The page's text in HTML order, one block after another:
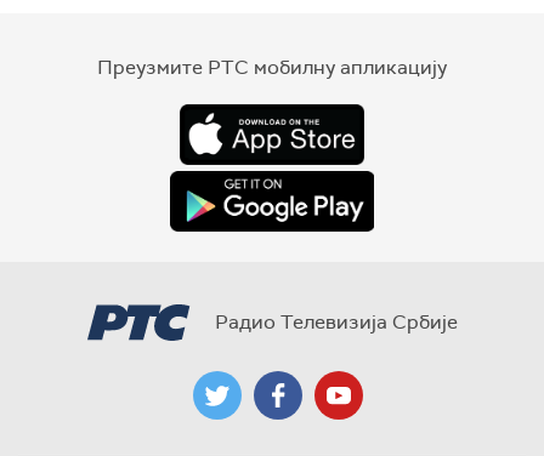
Преузмите РТС мобилну апликацију
Радио Телевизија Србије